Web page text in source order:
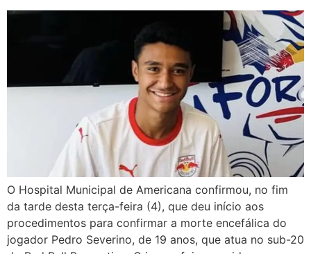
O Hospital Municipal de Americana confirmou, no fim
da tarde desta terça-feira (4), que deu início aos
procedimentos para confirmar a morte encefálica do
jogador Pedro Severino, de 19 anos, que atua no sub-20